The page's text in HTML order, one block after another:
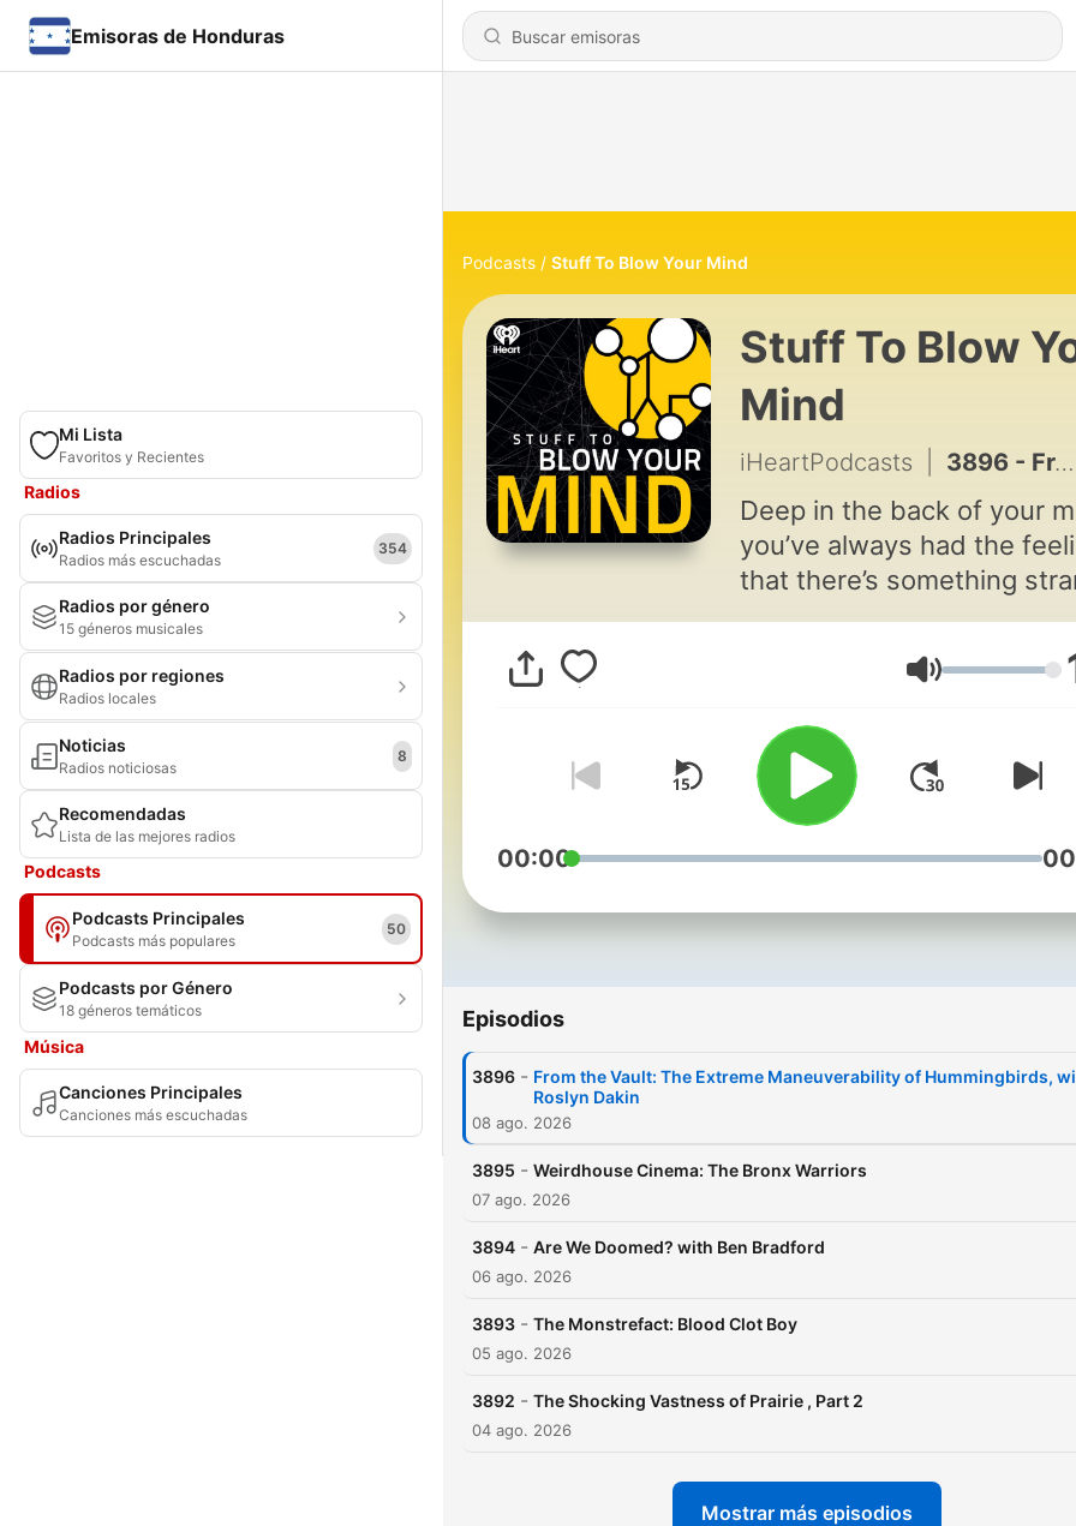
Emisoras de Honduras
Mi Lista
Favoritos y Recientes
Radios
Radios Principales
Radios más escuchadas
354
Radios por género
15 géneros musicales
Radios por regiones
Radios locales
Noticias
Radios noticiosas
8
Recomendadas
Lista de las mejores radios
Podcasts
Podcasts Principales
Podcasts más populares
50
Podcasts por Género
18 géneros temáticos
Música
Canciones Principales
Canciones más escuchadas
Podcasts Stuff To Blow Your Mind
Stuff To Blow
Mind
iHeartPodcasts 3896 - From the Vault: The Extreme Maneuverability of Hummingbirds, with Roslyn Dakin
Deep in the back of your
you’ve always had the
that there’s something
about reality. There is. Join
Robert Lamb and Joe
McCormick as they
neurological quandaries,
cosmic mysteries,
marvels and our
future.
Volumen
00:00
Episodios
3896 - From the Vault: The Extreme Maneuverability of Hummingbirds,
Roslyn Dakin
08 ago. 2026
3895 - Weirdhouse Cinema: The Bronx Warriors
07 ago. 2026
3894 - Are We Doomed? with Ben Bradford
06 ago. 2026
3893 - The Monstrefact: Blood Clot Boy
05 ago. 2026
3892 - The Shocking Vastness of Prairie , Part 2
04 ago. 2026
Mostrar más episodios